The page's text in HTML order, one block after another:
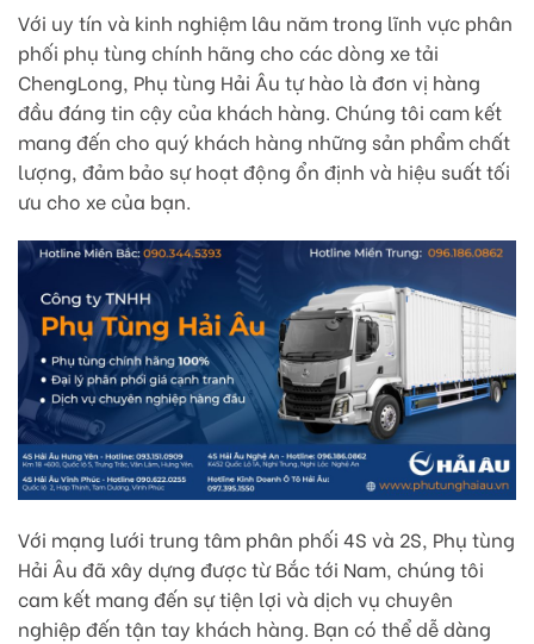
Với uy tín và kinh nghiệm lâu năm trong lĩnh vực phân
phối phụ tùng chính hãng cho các dòng xe tải
ChengLong, Phụ tùng Hải Âu tự hào là đơn vị hàng
đầu đáng tin cậy của khách hàng. Chúng tôi cam kết
mang đến cho quý khách hàng những sản phẩm chất
lượng, đảm bảo sự hoạt động ổn định và hiệu suất tối
ưu cho xe của bạn.
Với mạng lưới trung tâm phân phối 4S và 2S, Phụ tùng
Hải Âu đã xây dựng được từ Bắc tới Nam, chúng tôi
cam kết mang đến sự tiện lợi và dịch vụ chuyên
nghiệp đến tận tay khách hàng. Bạn có thể dễ dàng